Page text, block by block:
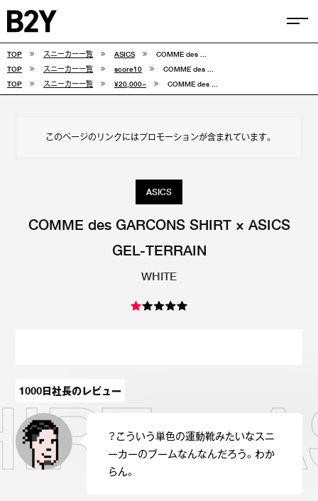
COLUMN
FEATURE
adidas VANS
CONVERSE
SEARCH SNEAKER
TOP スニーカー一覧 ASICS
COMME des ...
TOP
スニーカー一覧 score10
COMME des ...
TOP
スニーカー一覧 ¥20,000~ COMME des ...
このページのリンクにはプロモーションが含まれています。
ASICS
COMME des GARCONS SHIRT × ASICS
GEL-TERRAIN
WHITE
×
1000日社長のレビュー
？こういう単色の運動靴みたいなスニ
ーカーのブームなんなんだろう。わか
らん。